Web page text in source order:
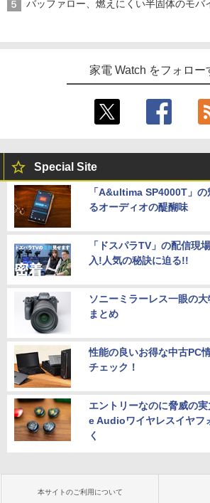
バッファロー、燃えにくい半固体のモバ
家電 Watch をフォロー
Special Site
「A&ultima SP4000T」
るオーディオの醍醐味
「ドスパラTV」の配信現
入!人気の秘訣に迫る!!
ソニーミラーレス一眼の
まとめ
性能の良いお得な中古PC
チェック！
エントリーなのに脅威の
e Audioワイヤレスイヤフ
く
本サイトのご利用について